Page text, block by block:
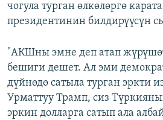
чогула турган өлкөлөргө
президентинин билдирүүсүн
"АКШны эмне деп атап
бешиги дешет. Ал эми
дүйнөдө сатыла турган эркти
Урматтуу Трамп, сиз
эркин долларга сатып ала